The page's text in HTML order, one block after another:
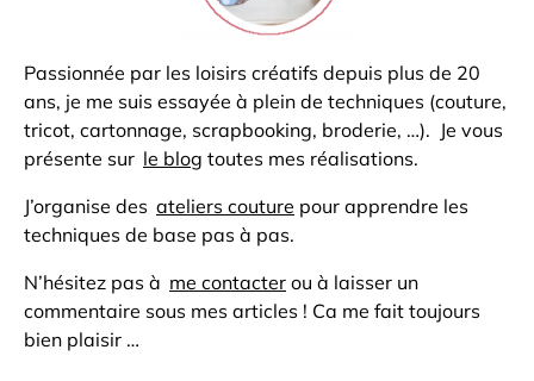
Passionnée par les loisirs créatifs depuis plus de 20
ans, je me suis essayée à plein de techniques (couture,
tricot, cartonnage, scrapbooking, broderie, …). Je vous
présente sur le blog toutes mes réalisations.
J’organise des ateliers couture pour apprendre les
techniques de base pas à pas.
N’hésitez pas à me contacter ou à laisser un
commentaire sous mes articles ! Ca me fait toujours
bien plaisir …